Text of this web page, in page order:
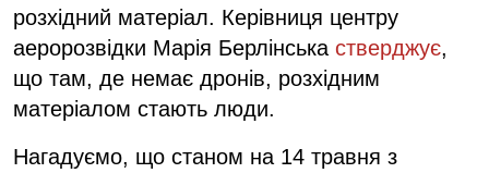
розхідний матеріал. Керівниця центру
аеророзвідки Марія Берлінська стверджує,
що там, де немає дронів, розхідним
матеріалом стають люди.
Нагадуємо, що станом на 14 травня з